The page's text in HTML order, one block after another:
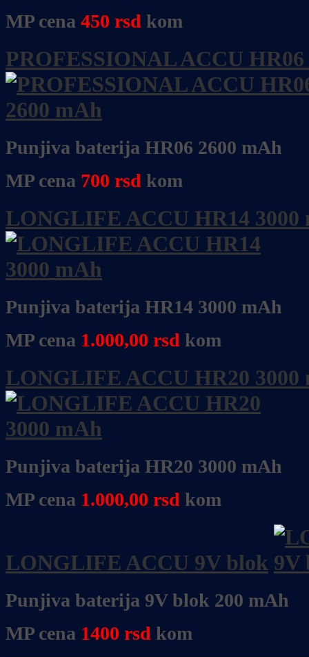
MP cena 450 rsd kom
PROFESSIONAL ACCU HR06
Punjiva baterija HR06 2600 mAh
MP cena 700 rsd kom
LONGLIFE ACCU HR14 3000
Punjiva baterija HR14 3000 mAh
MP cena 1.000,00 rsd kom
LONGLIFE ACCU HR20 3000
Punjiva baterija HR20 3000 mAh
MP cena 1.000,00 rsd kom
LONGLIFE ACCU 9V blok
Punjiva baterija 9V blok 200 mAh
MP cena 1400 rsd kom